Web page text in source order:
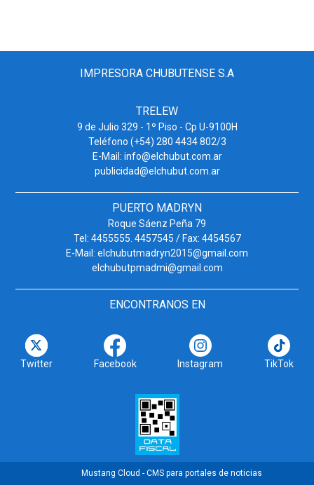
IMPRESORA CHUBUTENSE S.A
TRELEW
9 de Julio 329 - 1º Piso - Cp U-9100H
Teléfono (+54) 280 4434 802/3
E-Mail: info@elchubut.com.ar
publicidad@elchubut.com.ar
PUERTO MADRYN
Roque Sáenz Peña 79
Tel: 4455555. 4457545 / Fax: 4454567
E-Mail: elchubutmadryn2015@gmail.com
elchubutpmadmi@gmail.com
ENCONTRANOS EN
Twitter Facebook Instagram TikTok
Mustang Cloud - CMS para portales de noticias